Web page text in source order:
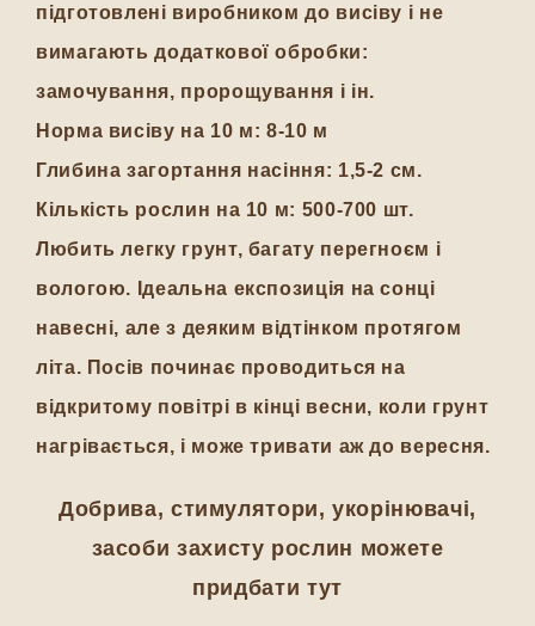
підготовлені виробником до висіву і не
вимагають додаткової обробки:
замочування, пророщування і ін.
Норма висіву на 10 м: 8-10 м
Глибина загортання насіння: 1,5-2 см.
Кількість рослин на 10 м: 500-700 шт.
Любить легку грунт, багату перегноєм і
вологою. Ідеальна експозиція на сонці
навесні, але з деяким відтінком протягом
літа. Посів починає проводиться на
відкритому повітрі в кінці весни, коли грунт
нагрівається, і може тривати аж до вересня.
Добрива, стимулятори, укорінювачі,
засоби захисту рослин можете
придбати тут